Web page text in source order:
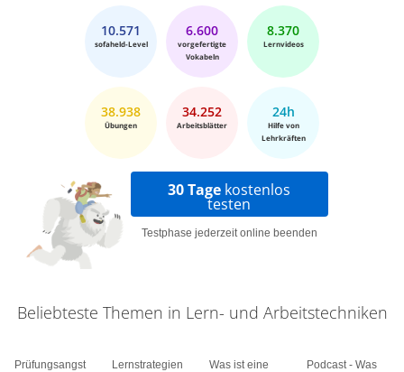
10.571
sofaheld-Level
6.600
vorgefertigte
Vokabeln
8.370
Lernvideos
38.938
Übungen
34.252
Arbeitsblätter
24h
Hilfe von
Lehrkräften
30 Tage kostenlos
testen
Testphase jederzeit online beenden
Beliebteste Themen in Lern- und Arbeitstechniken
Prüfungsangst
Lernstrategien
Was ist eine
Podcast - Was